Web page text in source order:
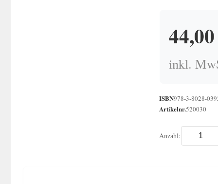
inkl.
ISBN978-3-8028-
Artikelnr.520030
Anzahl: